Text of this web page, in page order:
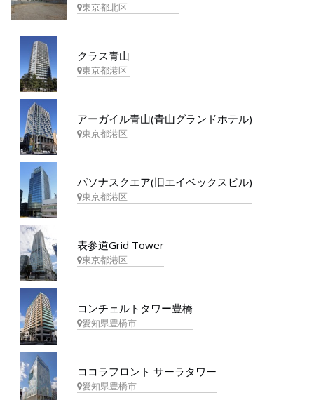
東京都北区
クラス青山
東京都港区
アーガイル青山(青山グランドホテル)
東京都港区
パソナスクエア(旧エイベックスビル)
東京都港区
表参道Grid Tower
東京都港区
コンチェルトタワー豊橋
愛知県豊橋市
ココラフロント サーラタワー
愛知県豊橋市